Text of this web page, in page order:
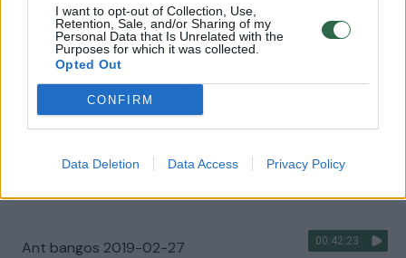
I want to opt-out of Collection, Use,
Retention, Sale, and/or Sharing of my
Personal Data that Is Unrelated with the
Purposes for which it was collected.
Opted Out
CONFIRM
Data Deletion Data Access Privacy Policy
Suskaičiavo, kiek Natalija Bunkė užsidirbo iš parduoto
namo Klaipėdoje
Žinios | Gyvenimo būdas
00:00:55
E. Dragūno įrašas socialiniame tinkle gerbėjus
prajuokino iki ašarų
00:42:23
Ant bangos 2019-02-27